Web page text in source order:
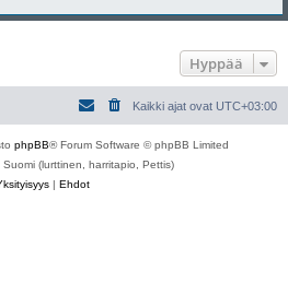
Hyppää
Kaikki ajat ovat UTC+03:00
phpBB® Forum Software © phpBB Limited
(lurttinen, harritapio, Pettis)
| Ehdot